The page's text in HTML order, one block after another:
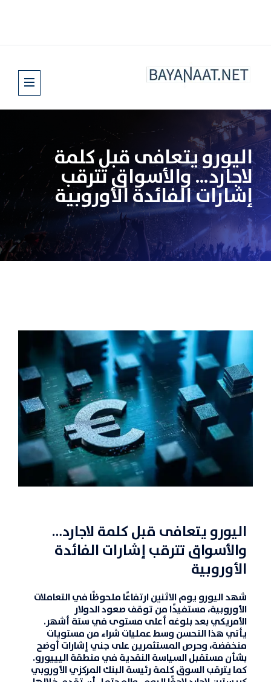
اليورو يتعافى قبل كلمة
لاجارد… والأسواق تترقب
إشارات الفائدة الأوروبية
اليورو يتعافى قبل كلمة لاجارد…
والأسواق تترقب إشارات الفائدة
الأوروبية
شهداليورويوم الاثنين ارتفاعًا ملحوظًا فيالتعاملات
الأوروبية، مستفيدًا من توقف صعود الدولار
الأمريكيبعد بلوغه أعلى مستوى في ستة أشهر.
يأتي هذا التحسن وسط عمليات شراء من مستويات
منخفضة، وحرص المستثمرين على جني إشارات أوضح
بشأن مستقبل السياسة النقدية في منطقة اليييورو.
كما يترقب السوق كلمة رئيسة البنك المركزي الأوروبي